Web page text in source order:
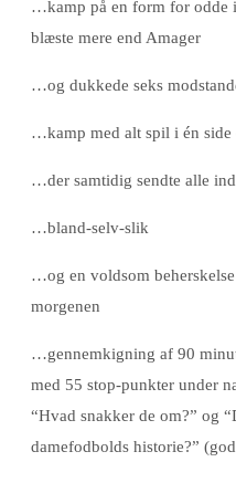
…kamp på en form for odde
blæste mere end Amager
…og dukkede seks
…kamp med alt spil i én
…der samtidig sendte alle
…bland-selv-slik
…og en voldsom
morgenen
…gennemkigning af 90
med 55 stop-punkter under
“Hvad snakker de om?” og
damefodbolds historie?”